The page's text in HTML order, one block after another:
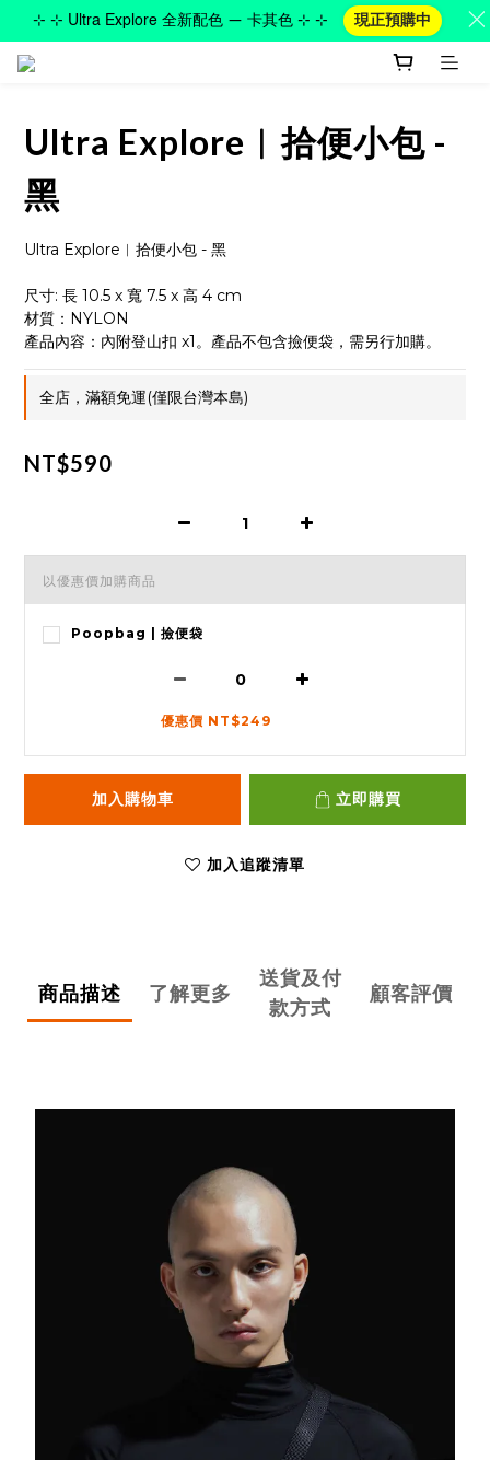
Ultra Explore︱拾便小包 -
黑
Ultra Explore︱拾便小包 - 黑
尺寸: 長 10.5 x 寬 7.5 x 高 4 cm
材質：NYLON
產品內容：內附登山扣 x1。產品不包含撿便袋，需另行加購。
全店，滿額免運(僅限台灣本島)
NT$590
以優惠價加購商品
Poopbag | 撿便袋
優惠價 NT$249
加入購物車 立即購買
加入追蹤清單
商品描述 了解更多
送貨及付
款方式
顧客評價
⊹ ⊹ Ultra Explore 全新配色 — 卡其色 ⊹ ⊹ 現正預購中